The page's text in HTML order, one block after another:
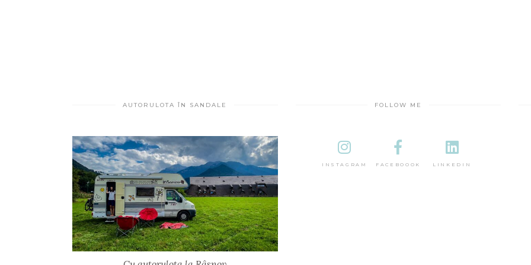
AUTORULOTA ÎN SANDALE FOLLOW ME
INSTAGRAM FACEBOOOK LINKEDIN